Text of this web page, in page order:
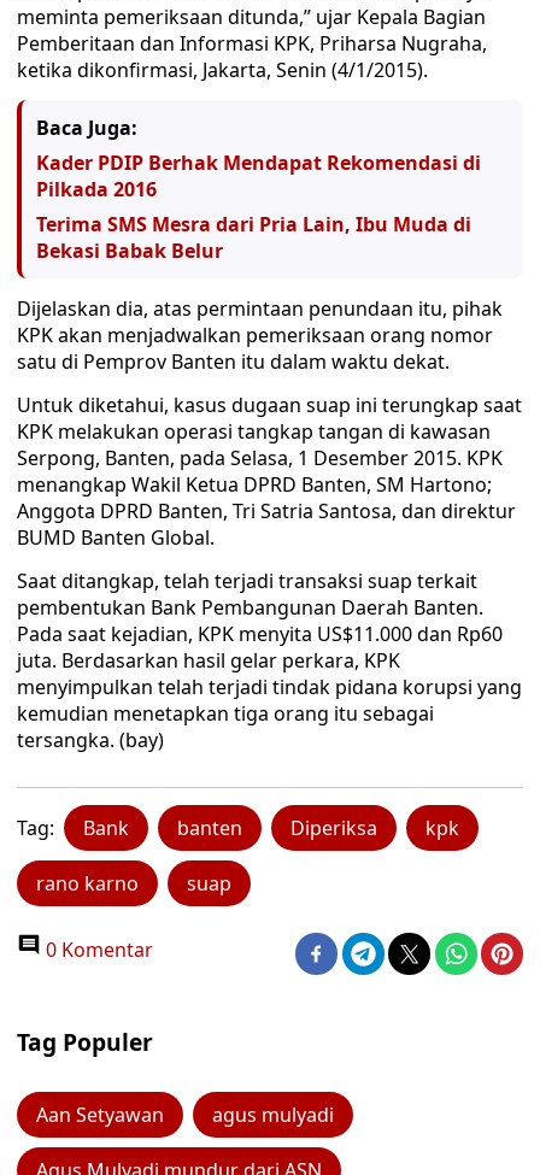
meminta pemeriksaan ditunda,” ujar Kepala Bagian
Pemberitaan dan Informasi KPK, Priharsa Nugraha,
ketika dikonfirmasi, Jakarta, Senin (4/1/2015).
Baca Juga:
Kader PDIP Berhak Mendapat Rekomendasi di
Pilkada 2016
Terima SMS Mesra dari Pria Lain, Ibu Muda di
Bekasi Babak Belur
Dijelaskan dia, atas permintaan penundaan itu, pihak
KPK akan menjadwalkan pemeriksaan orang nomor
satu di Pemprov Banten itu dalam waktu dekat.
Untuk diketahui, kasus dugaan suap ini terungkap saat
KPK melakukan operasi tangkap tangan di kawasan
Serpong, Banten, pada Selasa, 1 Desember 2015. KPK
menangkap Wakil Ketua DPRD Banten, SM Hartono;
Anggota DPRD Banten, Tri Satria Santosa, dan direktur
BUMD Banten Global.
Saat ditangkap, telah terjadi transaksi suap terkait
pembentukan Bank Pembangunan Daerah Banten.
Pada saat kejadian, KPK menyita US$11.000 dan Rp60
juta. Berdasarkan hasil gelar perkara, KPK
menyimpulkan telah terjadi tindak pidana korupsi yang
kemudian menetapkan tiga orang itu sebagai
tersangka. (bay)
Tag: Bank banten Diperiksa kpk
rano karno suap
0 Komentar
Tag Populer
Aan Setyawan agus mulyadi